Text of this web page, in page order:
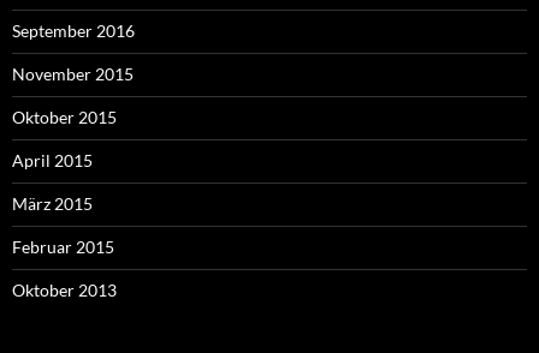
September 2016
November 2015
Oktober 2015
April 2015
März 2015
Februar 2015
Oktober 2013